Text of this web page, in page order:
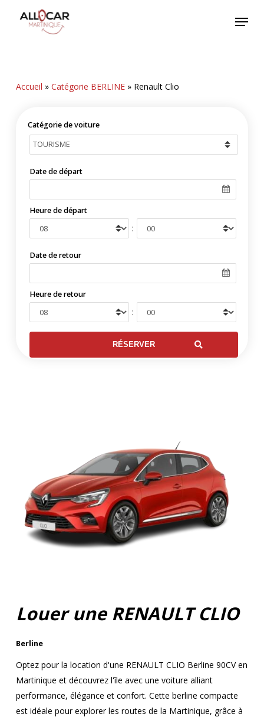
Menu
Accueil » Catégorie BERLINE» Renault Clio
Catégorie de voiture
Date de départ
Heure de départ
:
Date de retour
Heure de retour
:
Louer une RENAULT CLIO
Berline
Optez pour la location d'une RENAULT CLIO Berline 90CV en
Martinique et découvrez l'île avec une voiture alliant
performance, élégance et confort. Cette berline compacte
est idéale pour explorer les routes de la Martinique, grâce à